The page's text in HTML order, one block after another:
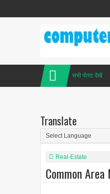
सभी पोस्ट देखें
Translate
Real-Estate
Common